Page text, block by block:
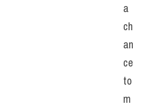
a
ch
an
ce
to
m